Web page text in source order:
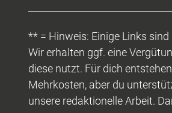
** = Hinweis: Einige Links
Wir erhalten ggf. eine
diese nutzt. Für dich
Mehrkosten, aber du
unsere redaktionelle Arbeit.